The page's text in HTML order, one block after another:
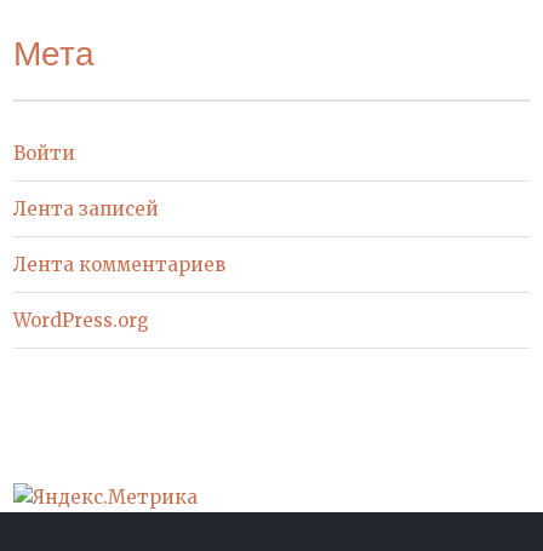
Мета
Войти
Лента записей
Лента комментариев
WordPress.org